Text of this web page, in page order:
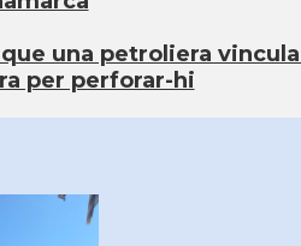
una petroliera
per perforar-hi